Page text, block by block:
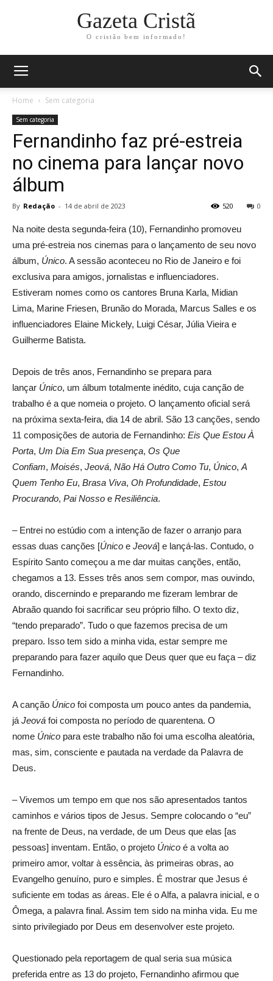
Gazeta Cristã
O cristão bem informado!
Home Sem categoria
Sem categoria
Fernandinho faz pré-estreia
no cinema para lançar novo
álbum
By Redação - 14 de abril de 2023 0
520
Na noite desta segunda-feira (10), Fernandinho promoveu
uma pré-estreia nos cinemas para o lançamento de seu novo
álbum, Único. A sessão aconteceu no Rio de Janeiro e foi
exclusiva para amigos, jornalistas e influenciadores.
Estiveram nomes como os cantores Bruna Karla, Midian
Lima, Marine Friesen, Brunão do Morada, Marcus Salles e os
influenciadores Elaine Mickely, Luigi César, Júlia Vieira e
Guilherme Batista.
Depois de três anos, Fernandinho se prepara para
lançar Único, um álbum totalmente inédito, cuja canção de
trabalho é a que nomeia o projeto. O lançamento oficial será
na próxima sexta-feira, dia 14 de abril. São 13 canções, sendo
11 composições de autoria de Fernandinho: Eis Que Estou À
Porta, Um Dia Em Sua presença, Os Que
Confiam, Moisés, Jeová, Não Há Outro Como Tu, Único, A
Quem Tenho Eu, Brasa Viva, Oh Profundidade, Estou
Procurando, Pai Nosso e Resiliência.
– Entrei no estúdio com a intenção de fazer o arranjo para
essas duas canções [Único e Jeová] e lançá-las. Contudo, o
Espírito Santo começou a me dar muitas canções, então,
chegamos a 13. Esses três anos sem compor, mas ouvindo,
orando, discernindo e preparando me fizeram lembrar de
Abraão quando foi sacrificar seu próprio filho. O texto diz,
“tendo preparado”. Tudo o que fazemos precisa de um
preparo. Isso tem sido a minha vida, estar sempre me
preparando para fazer aquilo que Deus quer que eu faça – diz
Fernandinho.
A canção Único foi composta um pouco antes da pandemia,
já Jeová foi composta no período de quarentena. O
nome Único para este trabalho não foi uma escolha aleatória,
mas, sim, consciente e pautada na verdade da Palavra de
Deus.
– Vivemos um tempo em que nos são apresentados tantos
caminhos e vários tipos de Jesus. Sempre colocando o “eu”
na frente de Deus, na verdade, de um Deus que elas [as
pessoas] inventam. Então, o projeto Único é a volta ao
primeiro amor, voltar à essência, às primeiras obras, ao
Evangelho genuíno, puro e simples. É mostrar que Jesus é
suficiente em todas as áreas. Ele é o Alfa, a palavra inicial, e o
Ômega, a palavra final. Assim tem sido na minha vida. Eu me
sinto privilegiado por Deus em desenvolver este projeto.
Questionado pela reportagem de qual seria sua música
preferida entre as 13 do projeto, Fernandinho afirmou que